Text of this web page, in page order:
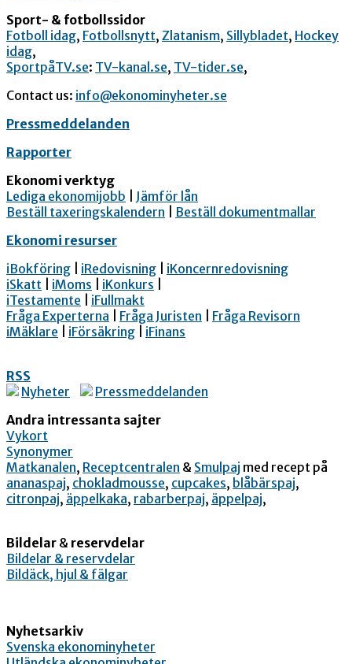
Sport- & fotbollssidor
Fotboll idag, Fotbollsnytt, Zlatanism, Sillybladet, Hockey
idag,
SportpåTV.se: TV-kanal.se, TV-tider.se,
Contact us: info@ekonominyheter.se
Pressmeddelanden
Rapporter
Ekonomi verktyg
Lediga ekonomijobb
Jämför lån
Beställ taxeringskalendern
Beställ dokumentmallar
Ekonomi resurser
iBokföring
iRedovisning
iKoncernredovisning
iSkatt
iMoms iKonkurs
iTestamente
iFullmakt
Fråga Experterna
Fråga Juristen
Fråga Revisorn
iMäklare
iFörsäkring iFinans
RSS
Nyheter
Pressmeddelanden
Andra intressanta sajter
Vykort
Synonymer
Matkanalen, Receptcentralen & Smulpaj med recept på
ananaspaj, chokladmousse, cupcakes, blåbärspaj,
citronpaj, äppelkaka, rabarberpaj, äppelpaj,
Bildelar & reservdelar
Bildelar & reservdelar
Bildäck, hjul & fälgar
Nyhetsarkiv
Svenska ekonominyheter